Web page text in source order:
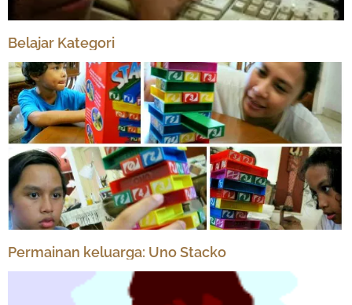
Belajar Kategori
Permainan keluarga: Uno Stacko